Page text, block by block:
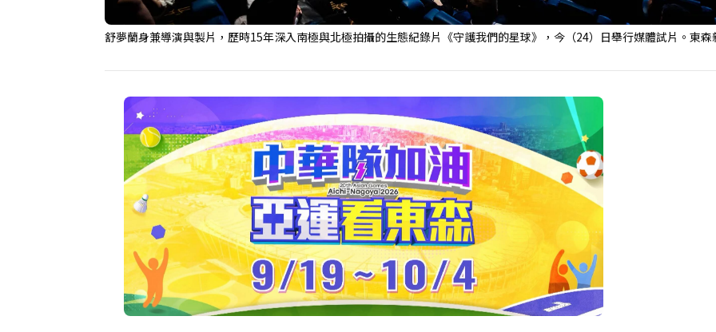
舒夢蘭身兼導演與製片，歷時15年深入南極與北極拍攝的生態紀錄片《守護我們的星球》，今（24）日舉行媒體試片。東森